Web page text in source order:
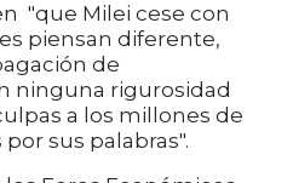
"que Milei cese con
piensan diferente,
de
ninguna rigurosidad
a los millones de
sus palabras".